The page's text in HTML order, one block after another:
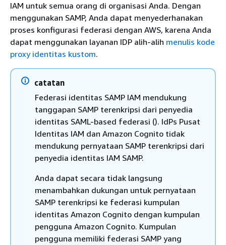
IAM untuk semua orang di organisasi Anda. Dengan
menggunakan SAMP, Anda dapat menyederhanakan
proses konfigurasi federasi dengan AWS, karena Anda
dapat menggunakan layanan IDP alih-alih menulis kode
proxy identitas kustom.
catatan
Federasi identitas SAMP IAM mendukung
tanggapan SAMP terenkripsi dari penyedia
identitas SAML-based federasi (). IdPs Pusat
Identitas IAM dan Amazon Cognito tidak
mendukung pernyataan SAMP terenkripsi dari
penyedia identitas IAM SAMP.
Anda dapat secara tidak langsung
menambahkan dukungan untuk pernyataan
SAMP terenkripsi ke federasi kumpulan
identitas Amazon Cognito dengan kumpulan
pengguna Amazon Cognito. Kumpulan
pengguna memiliki federasi SAMP yang